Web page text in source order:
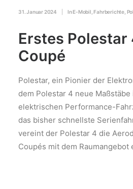
31. Januar 2024 InE-Mobil ,Fahrberichte
Erstes Polestar
Coupé
Polestar, ein Pionier der
dem Polestar 4 neue
elektrischen Performance-
das bisher schnellste
vereint der Polestar 4 die
Coupés mit dem Raumangebot